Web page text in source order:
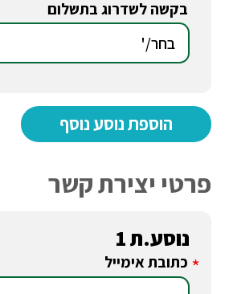
בקשה לשדרוג בתשלום
פרטי יצירת קשר
נוסע.ת 1
* כתובת אימייל